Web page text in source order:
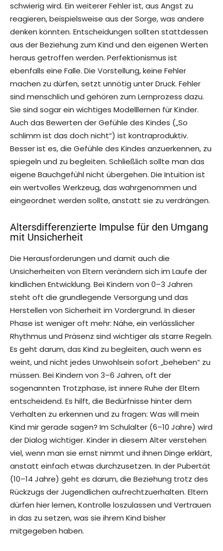
schwierig wird. Ein weiterer Fehler ist, aus Angst zu
reagieren, beispielsweise aus der Sorge, was andere
denken könnten. Entscheidungen sollten stattdessen
aus der Beziehung zum Kind und den eigenen Werten
heraus getroffen werden. Perfektionismus ist
ebenfalls eine Falle. Die Vorstellung, keine Fehler
machen zu dürfen, setzt unnötig unter Druck. Fehler
sind menschlich und gehören zum Lernprozess dazu.
Sie sind sogar ein wichtiges Modelllernen für Kinder.
Auch das Bewerten der Gefühle des Kindes („So
schlimm ist das doch nicht“) ist kontraproduktiv.
Besser ist es, die Gefühle des Kindes anzuerkennen, zu
spiegeln und zu begleiten. Schließlich sollte man das
eigene Bauchgefühl nicht übergehen. Die Intuition ist
ein wertvolles Werkzeug, das wahrgenommen und
eingeordnet werden sollte, anstatt sie zu verdrängen.
Altersdifferenzierte Impulse für den Umgang
mit Unsicherheit
Die Herausforderungen und damit auch die
Unsicherheiten von Eltern verändern sich im Laufe der
kindlichen Entwicklung. Bei Kindern von 0–3 Jahren
steht oft die grundlegende Versorgung und das
Herstellen von Sicherheit im Vordergrund. In dieser
Phase ist weniger oft mehr: Nähe, ein verlässlicher
Rhythmus und Präsenz sind wichtiger als starre Regeln.
Es geht darum, das Kind zu begleiten, auch wenn es
weint, und nicht jedes Unwohlsein sofort „beheben“ zu
müssen. Bei Kindern von 3–6 Jahren, oft der
sogenannten Trotzphase, ist innere Ruhe der Eltern
entscheidend. Es hilft, die Bedürfnisse hinter dem
Verhalten zu erkennen und zu fragen: Was will mein
Kind mir gerade sagen? Im Schulalter (6–10 Jahre) wird
der Dialog wichtiger. Kinder in diesem Alter verstehen
viel, wenn man sie ernst nimmt und ihnen Dinge erklärt,
anstatt einfach etwas durchzusetzen. In der Pubertät
(10–14 Jahre) geht es darum, die Beziehung trotz des
Rückzugs der Jugendlichen aufrechtzuerhalten. Eltern
dürfen hier lernen, Kontrolle loszulassen und Vertrauen
in das zu setzen, was sie ihrem Kind bisher
mitgegeben haben.